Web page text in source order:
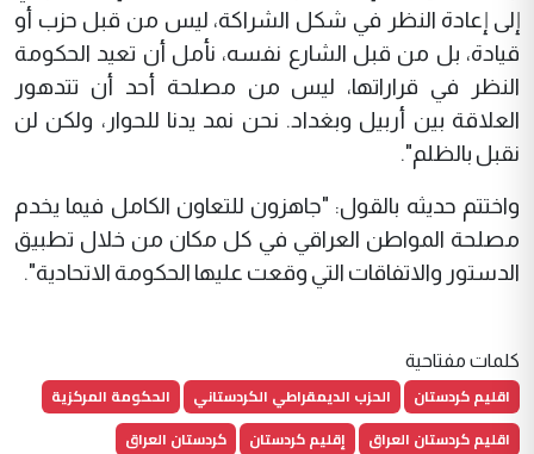
إلى إعادة النظر في شكل الشراكة، ليس من قبل حزب أو
قيادة، بل من قبل الشارع نفسه، نأمل أن تعيد الحكومة
النظر في قراراتها، ليس من مصلحة أحد أن تتدهور
العلاقة بين أربيل وبغداد. نحن نمد يدنا للحوار، ولكن لن
نقبل بالظلم".
واختتم حديثه بالقول: "جاهزون للتعاون الكامل فيما يخدم
مصلحة المواطن العراقي في كل مكان من خلال تطبيق
الدستور والاتفاقات التي وقعت عليها الحكومة الاتحادية".
كلمات مفتاحية
اقليم كردستان الحزب الديمقراطي الكردستاني
الحكومة المركزية
اقليم كردستان العراق
إقليم كردستان
كردستان العراق